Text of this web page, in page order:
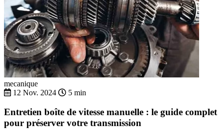
mecanique
12 Nov. 2024
5 min
Entretien boîte de vitesse manuelle : le guide complet
pour préserver votre transmission